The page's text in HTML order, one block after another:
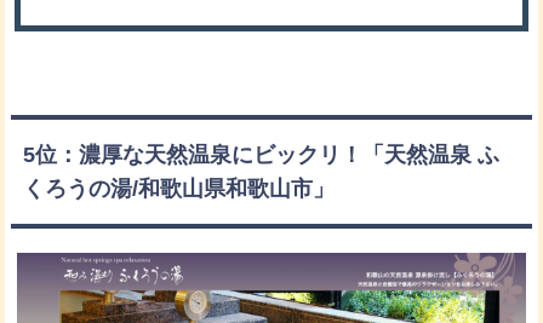
5位：濃厚な天然温泉にビックリ！「天然温泉 ふ
くろうの湯/和歌山県和歌山市」